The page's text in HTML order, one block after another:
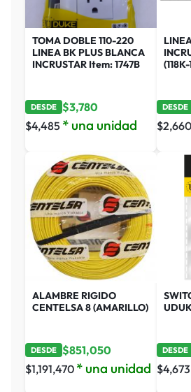
TOMA DOBLE 110-220
LINEA BK PLUS BLANCA
INCRUSTAR Item: 1747B
DESDE $3,780
$4,485 * una unidad
DESDE
$2,660
ALAMBRE RIGIDO
CENTELSA 8 (AMARILLO)
DESDE $851,050
$1,191,470 * una unidad
DESDE
$4,673